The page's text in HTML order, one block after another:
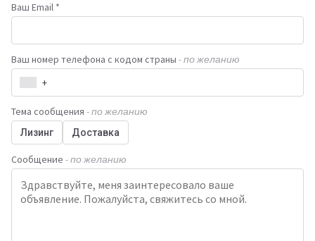
Ваш Email *
Ваш номер телефона с кодом страны - по желанию
+
Тема сообщения - по желанию
Лизинг Доставка
Сообщение - по желанию